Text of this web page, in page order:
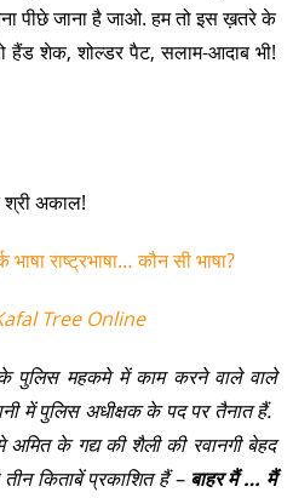
पीछे जाना है जाओ. हम तो इस ख़तरे के
हैंड शेक, शोल्डर पैट, सलाम-आदाब भी!
अकाल!
भाषा राष्ट्रभाषा… कौन सी भाषा?
Tree Online
पुलिस महकमे में काम करने वाले वाले
में पुलिस अधीक्षक के पद पर तैनात हैं.
के गद्य की शैली की रवानगी बेहद
किताबें प्रकाशित हैं – बाहर मैं … मैं